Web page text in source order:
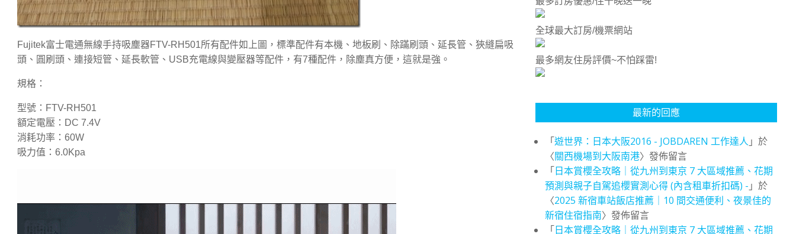
Fujitek富士電通無線手持吸塵器FTV-RH501所有配件如上圖，標準配件有本機、地板刷、除蹣刷頭、延長管、狹縫扁吸
頭、圓刷頭、連接短管、延長軟管、USB充電線與變壓器等配件，有7種配件，除塵真方便，這就是強。
規格：
型號：FTV-RH501
額定電壓：DC 7.4V
消耗功率：60W
吸力值：6.0Kpa
全球最大訂房/機票網站
最多網友住房評價~不怕踩雷!
最新的回應
「遊世界：日本大阪2016 - JOBDAREN 工作達人 」於
〈關西機場到大阪南港〉發佈留言
「日本賞櫻全攻略｜從九州到東京 7 大區域推薦、花期
預測與親子自駕追櫻實測心得 (內含租車折扣碼) - 」於
〈2025 新宿車站飯店推薦｜10 間交通便利、夜景佳的
新宿住宿指南〉發佈留言
「日本賞櫻全攻略｜從九州到東京 7 大區域推薦、花期